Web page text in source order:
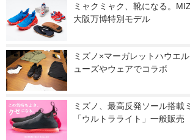
ミャクミャク、靴になる。
大阪万博特別モデル
ミズノ×マーガレットハウエ
ューズやウェアでコラボ
ミズノ、最高反発ソール搭載
「ウルトラライト」一般販売